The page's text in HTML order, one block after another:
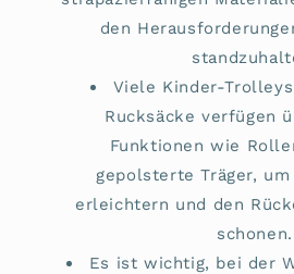
den
Viele Kinder-
Rucksäcke verfügen
Funktionen wie
gepolsterte Träger, um
erleichtern und den
schonen.
Es ist wichtig, bei der